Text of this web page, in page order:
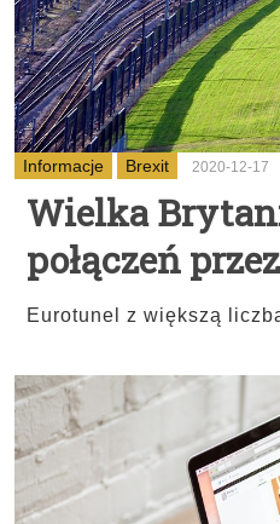
Informacje Brexit 2020-12-17
Wielka
połączeń
Eurotunel z większą